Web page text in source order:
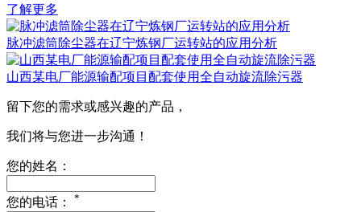
了解更多
脉冲滤筒除尘器在辽宁炼钢厂运转站的应用分析
山西某电厂能源输配项目配套使用全自动旋流除污器
留下您的需求或感兴趣的产品，
我们将与您进一步沟通！
您的姓名：
您的电话： *